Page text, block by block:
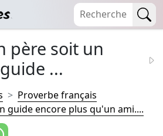
père soit un
guide ...
Proverbe français
guide encore plus qu'un ami....